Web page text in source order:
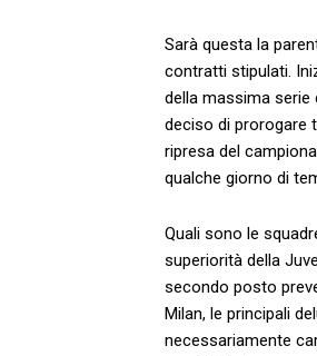
Sarà questa la
contratti stipulati.
della massima serie
deciso di prorogare
ripresa del
qualche giorno di
Quali sono le
superiorità della
secondo posto
Milan, le principali
necessariamente